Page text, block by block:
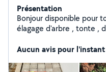
Présentation
Bonjour disponible pour
élagage d'arbre , tonte ,
Aucun avis pour l'instant